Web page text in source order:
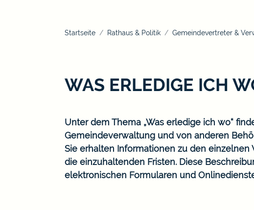
Startseite Rathaus & Politik Gemeindevertreter &
WAS ERLEDIGE ICH
Unter dem Thema „Was erledige ich wo“
Gemeindeverwaltung und von anderen
Sie erhalten Informationen zu den
die einzuhaltenden Fristen. Diese
elektronischen Formularen und